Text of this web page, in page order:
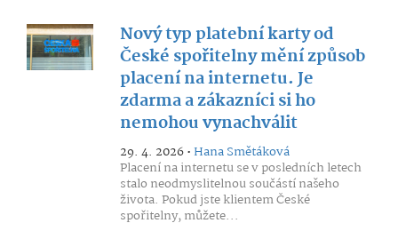
Nový typ platební karty od
České spořitelny mění způsob
placení na internetu. Je
zdarma a zákazníci si ho
nemohou vynachválit
29. 4. 2026 •Hana Smětáková
Placení na internetu se v posledních letech
stalo neodmyslitelnou součástí našeho
života. Pokud jste klientem České
spořitelny, můžete...